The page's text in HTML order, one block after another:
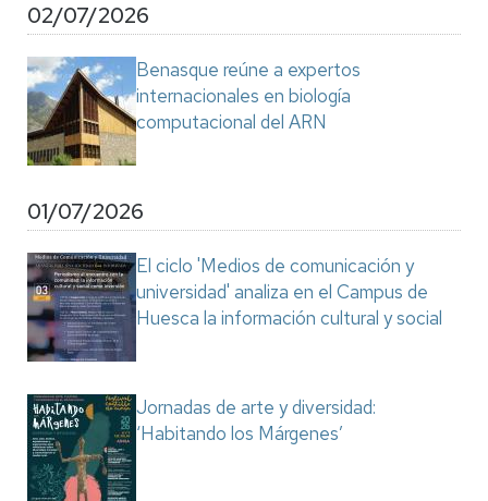
02/07/2026
Benasque reúne a expertos
internacionales en biología
computacional del ARN
01/07/2026
El ciclo 'Medios de comunicación y
universidad' analiza en el Campus de
Huesca la información cultural y social
Jornadas de arte y diversidad:
‘Habitando los Márgenes’